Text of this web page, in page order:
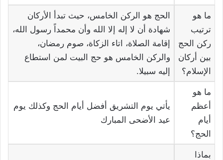
ما هو
ترتيب
ركن الحج
بين أركان
الإسلام؟
الحج هو الركن الخامس، حيث تبدأ الأركان
شهادة أن لا إله إلا الله وأن محمداً رسول الله،
إقامة الصلاة، اتاء الزكاة، صوم رمضان،
والركن الخامس هو حج البيت لمن استطاع
إليه سبيلا.
ما هو
أعظم
أيام
الحج؟
يأتي يوم التشريق أفضل أيام الحج وكذلك يوم
عيد الأضحى المبارك
بماذا